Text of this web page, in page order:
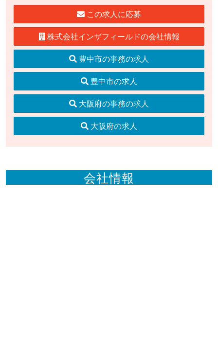
この求人に応募
株式会社インザフィールドの会社情報
豊中市の事務の求人
豊中市の求人
大阪府の事務の求人
大阪府の求人
会社情報